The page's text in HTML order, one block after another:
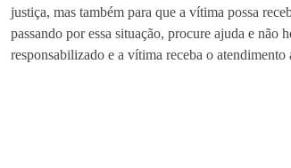
justiça, mas também para que a vítima possa
passando por essa situação, procure ajuda e não
responsabilizado e a vítima receba o atendimento